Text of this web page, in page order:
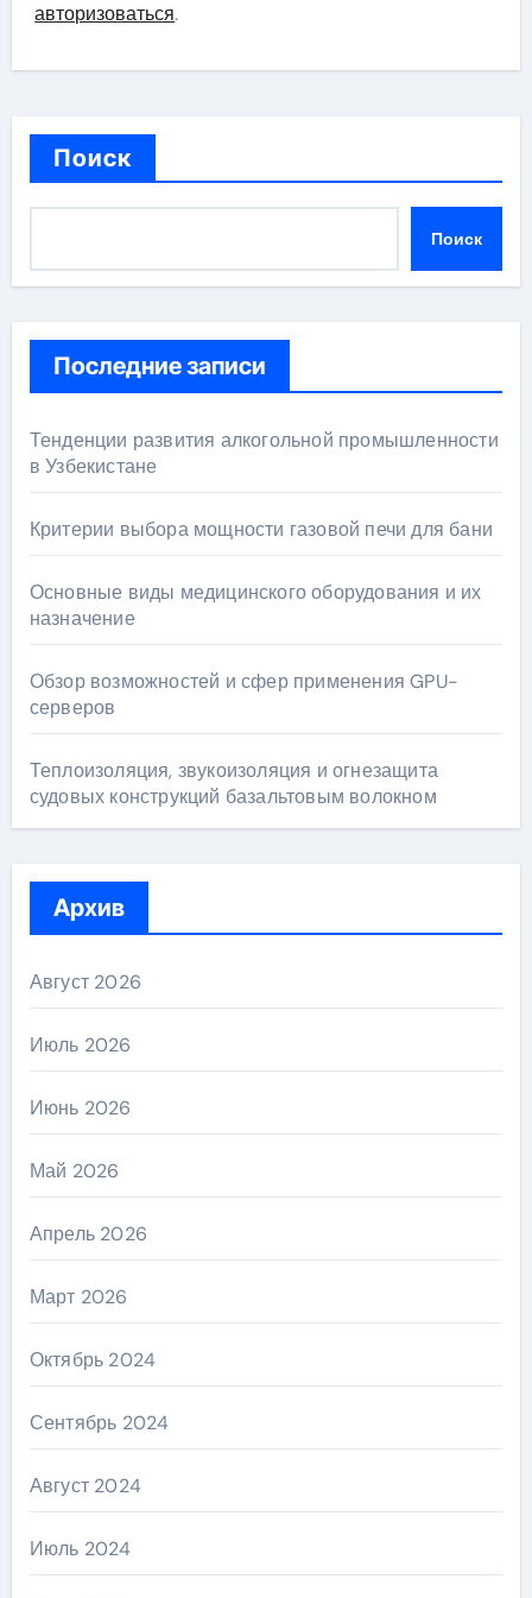
авторизоваться.
Поиск
Поиск
Последние записи
Тенденции развития алкогольной промышленности
в Узбекистане
Критерии выбора мощности газовой печи для бани
Основные виды медицинского оборудования и их
назначение
Обзор возможностей и сфер применения GPU-
серверов
Теплоизоляция, звукоизоляция и огнезащита
судовых конструкций базальтовым волокном
Архив
Август 2026
Июль 2026
Июнь 2026
Май 2026
Апрель 2026
Март 2026
Октябрь 2024
Сентябрь 2024
Август 2024
Июль 2024